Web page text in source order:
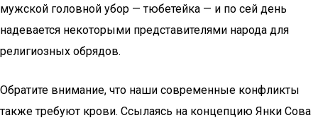
мужской головной убор — тюбетейка — и по сей день
надевается некоторыми представителями народа для
религиозных обрядов.
Обратите внимание, что наши современные конфликты
также требуют крови. Ссылаясь на концепцию Янки Сова